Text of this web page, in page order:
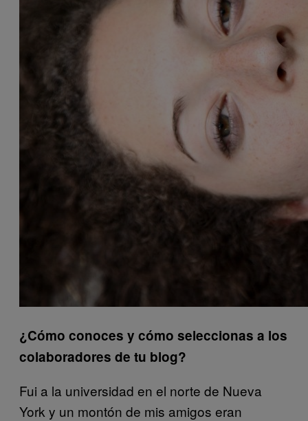
¿Cómo conoces y cómo seleccionas a los
colaboradores de tu blog?
Fui a la universidad en el norte de Nueva
York y un montón de mis amigos eran